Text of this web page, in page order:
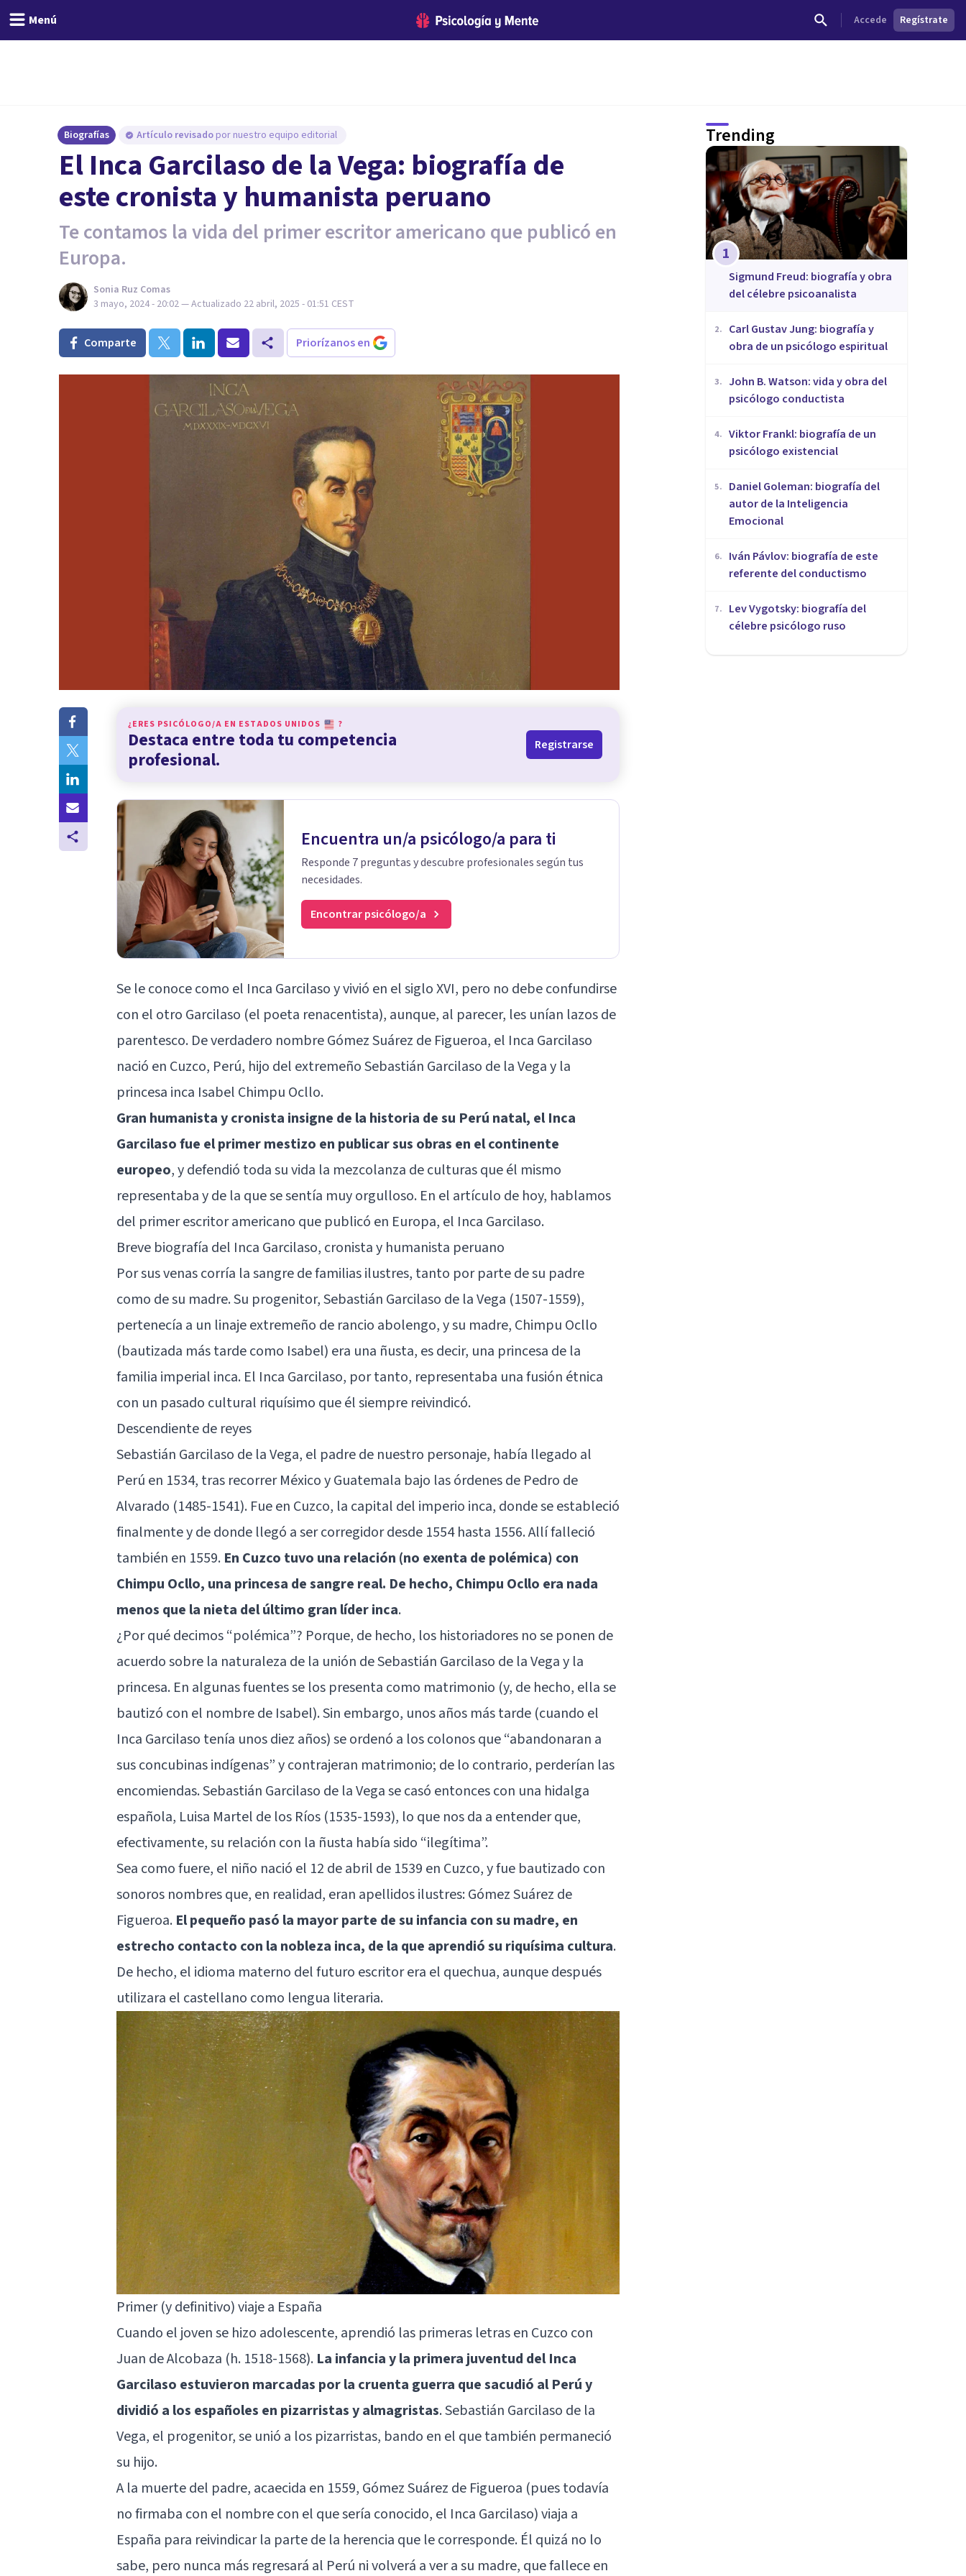
Menú Accede Regístrate
Biografías Artículo revisado por nuestro equipo editorial
El Inca Garcilaso de la Vega: biografía de
este cronista y humanista peruano
Te contamos la vida del primer escritor americano que publicó en
Europa.
Sonia Ruz Comas
3 mayo, 2024 - 20:02— Actualizado 22 abril, 2025 - 01:51 CEST
Comparte Priorízanos en
¿ERES PSICÓLOGO/A EN ESTADOS UNIDOS ?
Destaca entre toda tu competencia
profesional.
Registrarse
Encuentra un/a psicólogo/a para ti
Responde 7 preguntas y descubre profesionales según tus
necesidades.
Encontrar psicólogo/a
Se le conoce como el Inca Garcilaso y vivió en el siglo XVI, pero no debe confundirse
con el otro Garcilaso (el poeta renacentista), aunque, al parecer, les unían lazos de
parentesco. De verdadero nombre Gómez Suárez de Figueroa, el Inca Garcilaso
nació en Cuzco, Perú, hijo del extremeño Sebastián Garcilaso de la Vega y la
princesa inca Isabel Chimpu Ocllo.
Gran humanista y cronista insigne de la historia de su Perú natal, el Inca
Garcilaso fue el primer mestizo en publicar sus obras en el continente
europeo, y defendió toda su vida la mezcolanza de culturas que él mismo
representaba y de la que se sentía muy orgulloso. En el artículo de hoy, hablamos
del primer escritor americano que publicó en Europa, el Inca Garcilaso.
Breve biografía del Inca Garcilaso, cronista y humanista peruano
Por sus venas corría la sangre de familias ilustres, tanto por parte de su padre
como de su madre. Su progenitor, Sebastián Garcilaso de la Vega (1507-1559),
pertenecía a un linaje extremeño de rancio abolengo, y su madre, Chimpu Ocllo
(bautizada más tarde como Isabel) era una ñusta, es decir, una princesa de la
familia imperial inca. El Inca Garcilaso, por tanto, representaba una fusión étnica
con un pasado cultural riquísimo que él siempre reivindicó.
Descendiente de reyes
Sebastián Garcilaso de la Vega, el padre de nuestro personaje, había llegado al
Perú en 1534, tras recorrer México y Guatemala bajo las órdenes de Pedro de
Alvarado (1485-1541). Fue en Cuzco, la capital del imperio inca, donde se estableció
finalmente y de donde llegó a ser corregidor desde 1554 hasta 1556. Allí falleció
también en 1559. En Cuzco tuvo una relación (no exenta de polémica) con
Chimpu Ocllo, una princesa de sangre real. De hecho, Chimpu Ocllo era nada
menos que la nieta del último gran líder inca.
¿Por qué decimos “polémica”? Porque, de hecho, los historiadores no se ponen de
acuerdo sobre la naturaleza de la unión de Sebastián Garcilaso de la Vega y la
princesa. En algunas fuentes se los presenta como matrimonio (y, de hecho, ella se
bautizó con el nombre de Isabel). Sin embargo, unos años más tarde (cuando el
Inca Garcilaso tenía unos diez años) se ordenó a los colonos que “abandonaran a
sus concubinas indígenas” y contrajeran matrimonio; de lo contrario, perderían las
encomiendas. Sebastián Garcilaso de la Vega se casó entonces con una hidalga
española, Luisa Martel de los Ríos (1535-1593), lo que nos da a entender que,
efectivamente, su relación con la ñusta había sido “ilegítima”.
Sea como fuere, el niño nació el 12 de abril de 1539 en Cuzco, y fue bautizado con
sonoros nombres que, en realidad, eran apellidos ilustres: Gómez Suárez de
Figueroa. El pequeño pasó la mayor parte de su infancia con su madre, en
estrecho contacto con la nobleza inca, de la que aprendió su riquísima cultura.
De hecho, el idioma materno del futuro escritor era el quechua, aunque después
utilizara el castellano como lengua literaria.
Primer (y definitivo) viaje a España
Cuando el joven se hizo adolescente, aprendió las primeras letras en Cuzco con
Juan de Alcobaza (h. 1518-1568). La infancia y la primera juventud del Inca
Garcilaso estuvieron marcadas por la cruenta guerra que sacudió al Perú y
dividió a los españoles en pizarristas y almagristas. Sebastián Garcilaso de la
Vega, el progenitor, se unió a los pizarristas, bando en el que también permaneció
su hijo.
A la muerte del padre, acaecida en 1559, Gómez Suárez de Figueroa (pues todavía
no firmaba con el nombre con el que sería conocido, el Inca Garcilaso) viaja a
España para reivindicar la parte de la herencia que le corresponde. Él quizá no lo
sabe, pero nunca más regresará al Perú ni volverá a ver a su madre, que fallece en
Trending
1
Sigmund Freud: biografía y obra
del célebre psicoanalista
2.
​Carl Gustav Jung: biografía y
obra de un psicólogo espiritual
3. John B. Watson: vida y obra del
psicólogo conductista
4. Viktor Frankl: biografía de un
psicólogo existencial
5.
Daniel Goleman: biografía del
autor de la Inteligencia
Emocional
6.
Iván Pávlov: biografía de este
referente del conductismo
7.
Lev Vygotsky: biografía del
célebre psicólogo ruso